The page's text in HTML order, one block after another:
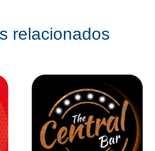
relacionados